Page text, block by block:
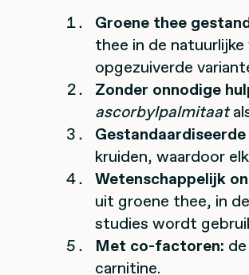
Groene thee
thee in de
opgezuiverde
Zonder onnodige
ascorbylpalmitaat
kruiden, waardoor
Wetenschappelijk
uit groene thee, in
studies wordt
Met co-factoren:
carnitine.